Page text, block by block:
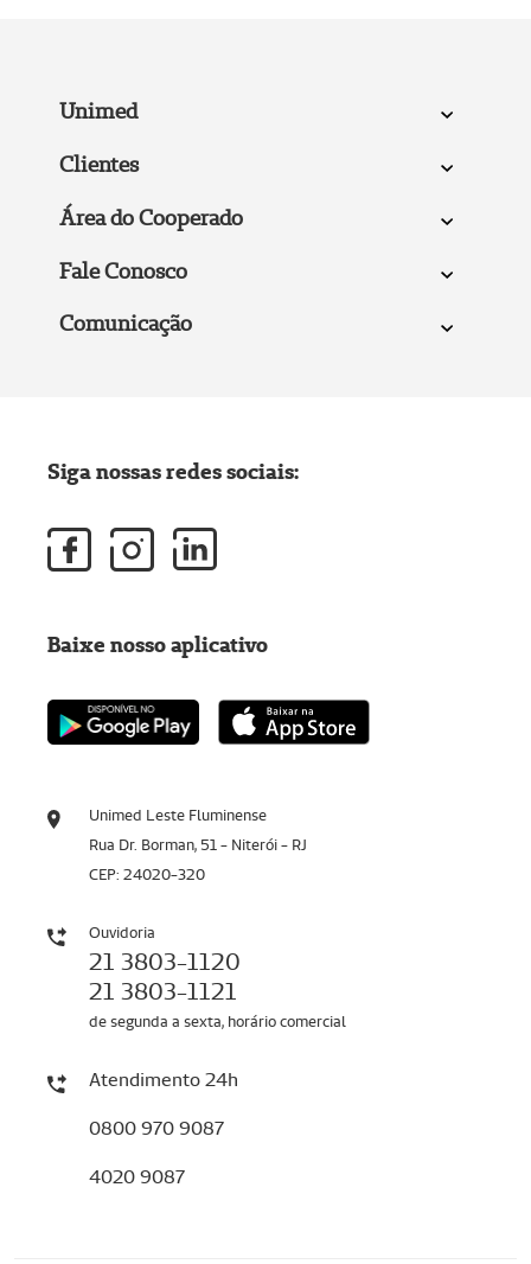
Unimed
Clientes
Área do Cooperado
Fale Conosco
Comunicação
Unimed Leste Fluminense
Rua Dr. Borman, 51 - Niterói - RJ
CEP: 24020-320
Ouvidoria
21 3803-1120
21 3803-1121
de segunda a sexta, horário comercial
Atendimento 24h
0800 970 9087
4020 9087
Siga nossas redes sociais:
Baixe nosso aplicativo